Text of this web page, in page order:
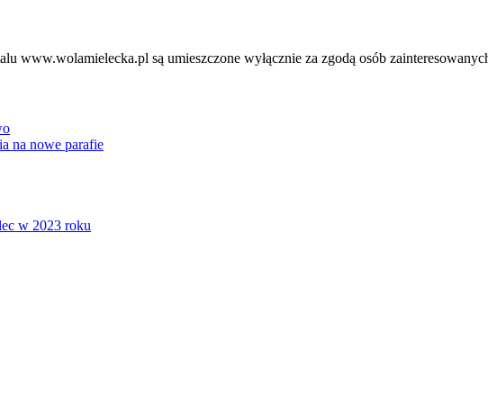
www.wolamielecka.pl są umieszczone wyłącznie za zgodą osób
na nowe parafie
w 2023 roku